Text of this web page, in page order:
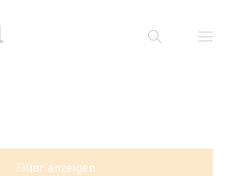
Suche
Filter anzeigen